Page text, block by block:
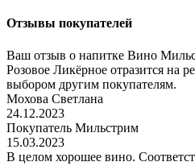
Отзывы покупателей
Ваш отзыв о напитке Вино
Розовое Ликёрное отразится на
выбором другим покупателям.
Мохова Светлана
24.12.2023
Покупатель Мильстрим
15.03.2023
В целом хорошее вино.